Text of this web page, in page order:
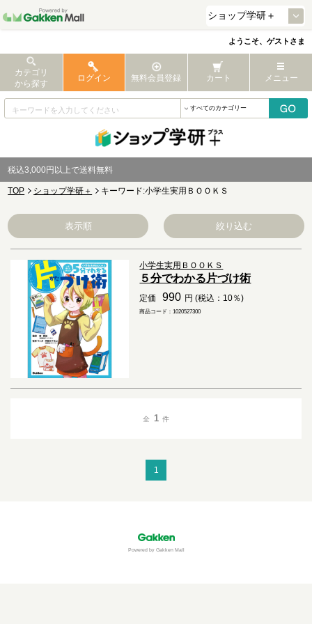
ようこそ、ゲストさま
カテゴリ
から探す
ログイン 無料会員登録 カート メニュー
税込3,000円以上で送料無料
TOP ショップ学研＋ キーワード:小学生実用ＢＯＯＫＳ
表示順 絞り込む
小学生実用ＢＯＯＫＳ
５分でわかる片づけ術
定価 990 円 (税込：10％)
商品コード：1020527300
全 1 件
1
Powered by Gakken Mall